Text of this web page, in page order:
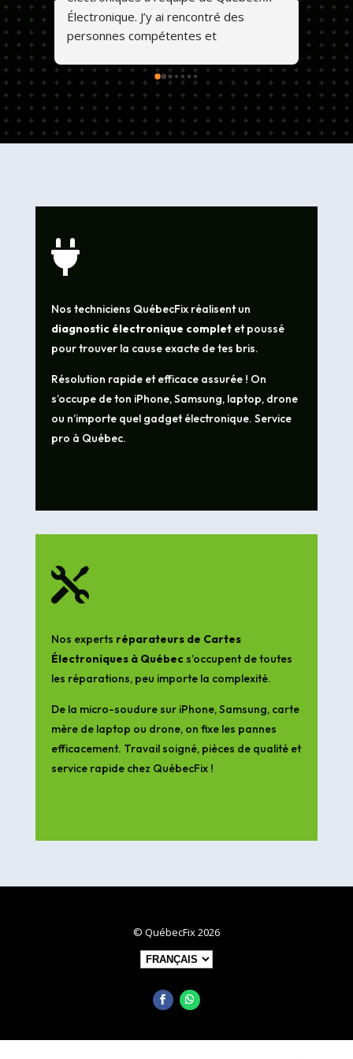
Électronique. J’y ai rencontré des
personnes compétentes et
qualité et les prix sont abordables. 💕😊

Nos techniciens QuébecFix réalisent un
diagnostic électronique completet poussé
pour trouver la cause exacte de tes bris.
Résolution rapide et efficace assurée ! On
s’occupe de ton iPhone, Samsung, laptop, drone
ou n’importe quel gadget électronique. Service
pro à Québec.

Nos experts réparateurs de Cartes
Électroniques à Québecs’occupent de toutes
les réparations, peu importe la complexité.
De la micro-soudure sur iPhone, Samsung, carte
mère de laptop ou drone, on fixe les pannes
efficacement. Travail soigné, pièces de qualité et
service rapide chez QuébecFix !
© QuébecFix 2026